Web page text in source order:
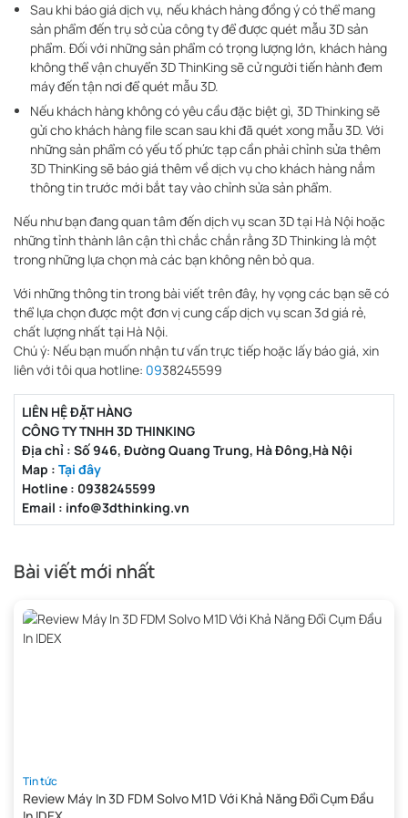
Sau khi báo giá dịch vụ, nếu khách hàng đồng ý có thể mang
sản phẩm đến trụ sở của công ty để được quét mẫu 3D sản
phẩm. Đối với những sản phẩm có trọng lượng lớn, khách hàng
không thể vận chuyển 3D ThinKing sẽ cử người tiến hành đem
máy đến tận nơi để quét mẫu 3D.
Nếu khách hàng không có yêu cầu đặc biệt gì, 3D Thinking sẽ
gửi cho khách hàng file scan sau khi đã quét xong mẫu 3D. Với
những sản phẩm có yếu tố phức tạp cần phải chỉnh sửa thêm
3D ThinKing sẽ báo giá thêm về dịch vụ cho khách hàng nắm
thông tin trước mới bắt tay vào chỉnh sửa sản phẩm.
Nếu như bạn đang quan tâm đến dịch vụ scan 3D tại Hà Nội hoặc
những tỉnh thành lân cận thì chắc chắn rằng 3D Thinking là một
trong những lựa chọn mà các bạn không nên bỏ qua.
Với những thông tin trong bài viết trên đây, hy vọng các bạn sẽ có
thể lựa chọn được một đơn vị cung cấp dịch vụ scan 3d giá rẻ,
chất lượng nhất tại Hà Nội.
Chú ý: Nếu bạn muốn nhận tư vấn trực tiếp hoặc lấy báo giá, xin
liên với tôi qua hotline: 0938245599
LIÊN HỆ ĐẶT HÀNG
CÔNG TY TNHH 3D THINKING
Địa chỉ : Số 946, Đường Quang Trung, Hà Đông,Hà Nội
Map : Tại đây
Hotline : 0938245599
Email : info@3dthinking.vn
Bài viết mới nhất
Tin tức
Review Máy In 3D FDM Solvo M1D Với Khả Năng Đổi Cụm Đầu